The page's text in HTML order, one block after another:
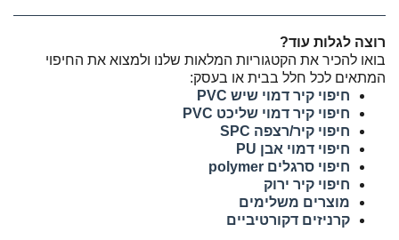
רוצה לגלות עוד?
בואו להכיר את הקטגוריות המלאות שלנו ולמצוא את החיפוי
המתאים לכל חלל בבית או בעסק:
חיפוי קיר דמוי שיש PVC
חיפוי קיר דמוי שליכט PVC
חיפוי קיר/רצפה SPC
חיפוי דמוי אבן PU
חיפוי סרגלים polymer
חיפוי קיר ירוק
מוצרים משלימים
קרניזים דקורטיביים